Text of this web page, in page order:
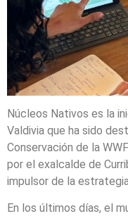
Núcleos Nativos es la
Valdivia que ha sido
Conservación de la
por el exalcalde de
impulsor de la
En los últimos días, el